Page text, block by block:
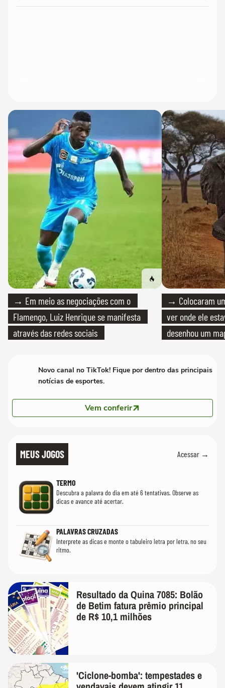
→ Em meio as negociações com o
Flamengo, Luiz Henrique se manifesta
através das redes sociais
→ Colocaram
ver onde ele
desenhou um
Novo canal no TikTok! Fique por dentro das principais
notícias de esportes.
Vem conferir
MEUS JOGOS Acessar →
TERMO
Descubra a palavra do dia em até 6 tentativas. Observe as
dicas e avance até acertar.
PALAVRAS CRUZADAS
Interprete as dicas e monte o tabuleiro letra por letra, no seu
ritmo.
Resultado da Quina 7085: Bolão
de Betim fatura prêmio principal
de R$ 10,1 milhões
'Ciclone-bomba': tempestades e